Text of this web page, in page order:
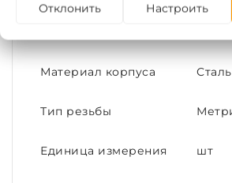
Номинальный
Материал корпуса Сталь
Тип резьбы
Единица измерения шт
Отклонить Настроить